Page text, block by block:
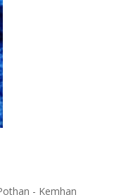
- Kemhan